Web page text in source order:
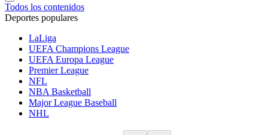
Todos los contenidos
Deportes populares
LaLiga
UEFA Champions League
UEFA Europa League
Premier League
NFL
NBA Basketball
Major League Baseball
NHL